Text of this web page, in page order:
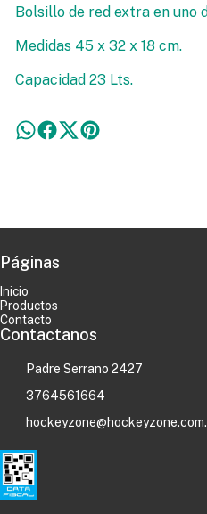
Bolsillo de red extra en uno
Medidas 45 x 32 x 18 cm.
Capacidad 23 Lts.
Páginas
Inicio
Productos
Contacto
Contactanos
Padre Serrano 2427
3764561664